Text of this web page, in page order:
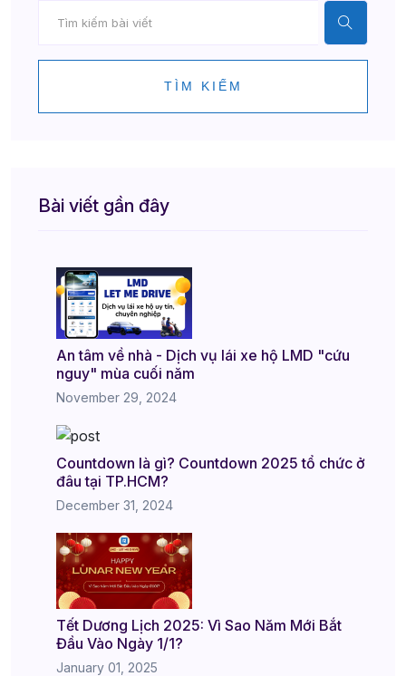
TÌM KIẾM
Bài viết gần đây
An tâm về nhà - Dịch vụ lái xe hộ LMD "cứu
nguy" mùa cuối năm
November 29, 2024
Countdown là gì? Countdown 2025 tổ chức ở
đâu tại TP.HCM?
December 31, 2024
Tết Dương Lịch 2025: Vì Sao Năm Mới Bắt
Đầu Vào Ngày 1/1?
January 01, 2025